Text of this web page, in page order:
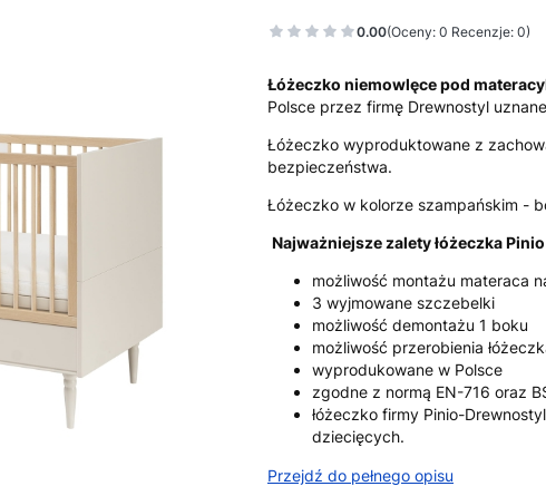
0.00(Oceny: 0 Recenzje: 0)
Łóżeczko niemowlęce pod
Polsce przez firmę Drewnostyl
Łóżeczko wyproduktowane z
bezpieczeństwa.
Łóżeczko w kolorze szampańskim -
Najważniejsze zalety łóżeczka
możliwość montażu materaca
3 wyjmowane szczebelki
możliwość demontażu 1 boku
możliwość przerobienia
wyprodukowane w Polsce
zgodne z normą EN-716 oraz
łóżeczko firmy Pinio-
dziecięcych.
Przejdź do pełnego opisu